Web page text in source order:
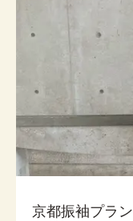
京都振袖プラン